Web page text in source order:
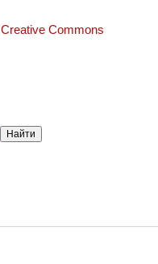
Creative Commons